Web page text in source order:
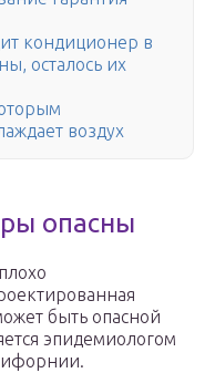
кондиционер в
осталось их
воздух
опасны
быть опасной
эпидемиологом